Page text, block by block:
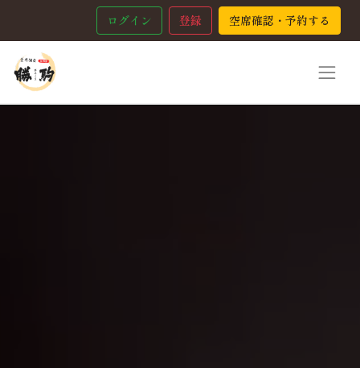
ログイン 登録 空席確認・予約する